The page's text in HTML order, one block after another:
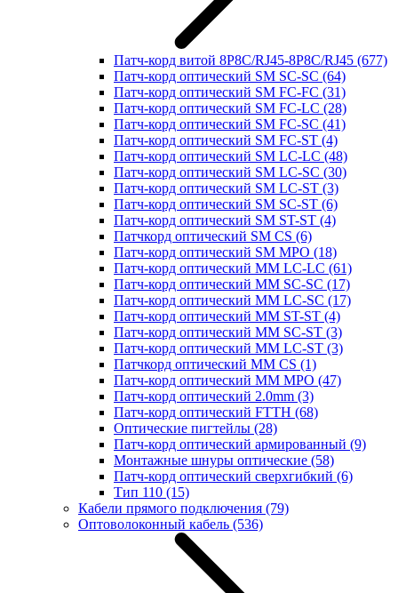
Патч-корд витой 8P8C/RJ45-8P8C/RJ45 (677)
Патч-корд оптический SM SC-SC (64)
Патч-корд оптический SM FC-FC (31)
Патч-корд оптический SM FC-LC (28)
Патч-корд оптический SM FC-SC (41)
Патч-корд оптический SM FC-ST (4)
Патч-корд оптический SM LC-LC (48)
Патч-корд оптический SM LC-SC (30)
Патч-корд оптический SM LC-ST (3)
Патч-корд оптический SM SC-ST (6)
Патч-корд оптический SM ST-ST (4)
Патчкорд оптический SM CS (6)
Патч-корд оптический SM MPO (18)
Патч-корд оптический MM LC-LC (61)
Патч-корд оптический MM SC-SC (17)
Патч-корд оптический MM LC-SC (17)
Патч-корд оптический MM ST-ST (4)
Патч-корд оптический MM SC-ST (3)
Патч-корд оптический MM LC-ST (3)
Патчкорд оптический MM CS (1)
Патч-корд оптический MM MPO (47)
Патч-корд оптический 2.0mm (3)
Патч-корд оптический FTTH (68)
Оптические пигтейлы (28)
Патч-корд оптический армированный (9)
Монтажные шнуры оптические (58)
Патч-корд оптический сверхгибкий (6)
Тип 110 (15)
Кабели прямого подключения (79)
Оптоволоконный кабель (536)